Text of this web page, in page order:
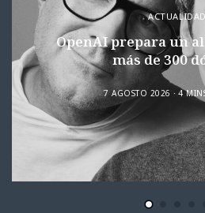
ACTUALIDAD
OpenAI prepara un
más de 300
7 AGOSTO 2026 4